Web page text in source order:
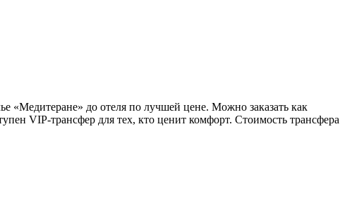
«Медитеране» до отеля по лучшей цене. Можно заказать как
VIP-трансфер для тех, кто ценит комфорт. Стоимость трансфера